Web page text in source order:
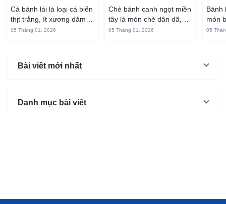
cá bánh lái
Cá bánh lái là loại cá biển
thịt trắng, ít xương dăm,
vị ngọt và rất dễ ăn khi
thể...
05 Tháng 01, 2026
Tây ngon chuẩn vị
Chè bánh canh ngọt miền
tây là món chè dân dã,
gắn liền với đời sống sinh
05 Tháng 01, 2026
hấp
Bánh
món
mùi
05
Bài viêt mới nhất
Danh mục bài viết